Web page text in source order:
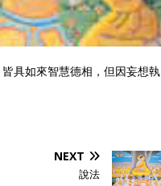
具如來智慧德相，但因妄想執
NEXT
說法